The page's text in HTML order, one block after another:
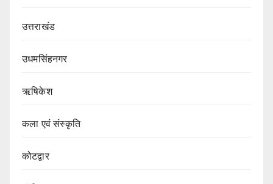
उत्तराखंड
उधमसिंहनगर
ऋषिकेश
कला एवं संस्कृति
कोटद्वार